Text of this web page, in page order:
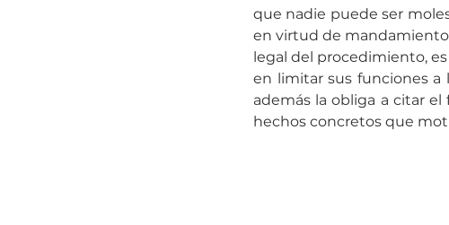
que nadie puede ser
en virtud de
legal del procedimiento,
en limitar sus funciones a
además la obliga a citar
hechos concretos que